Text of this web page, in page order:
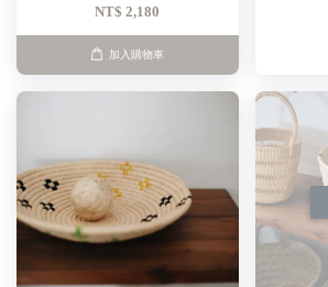
NT$ 2,180
加入購物車